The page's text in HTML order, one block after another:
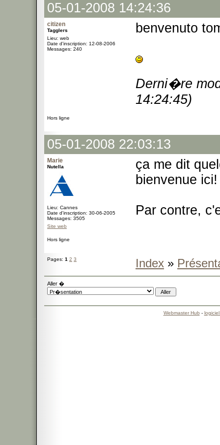
05-01-2008 14:24:36
citizen
Tagglers
Lieu: web
Date d'inscription: 12-08-2006
Messages: 240
benvenuto
Derni�re
14:24:45)
Hors ligne
05-01-2008 22:03:13
Marie
Nutella
Lieu: Cannes
Date d'inscription: 30-06-2005
Messages: 3505
Site web
ça me dit
bienvenue ici!
Par contre,
Hors ligne
Pages: 1 2 3 Index »
Aller �
Webmaster Hub -